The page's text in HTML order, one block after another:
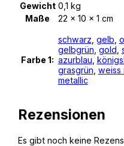
Gewicht 0,1 kg
Maße
22 × 10 × 1 cm
Farbe 1:
schwarz gelb
gelbgrün gold
azurblau
grasgrün weiss
metallic
Rezensionen
Es gibt noch keine